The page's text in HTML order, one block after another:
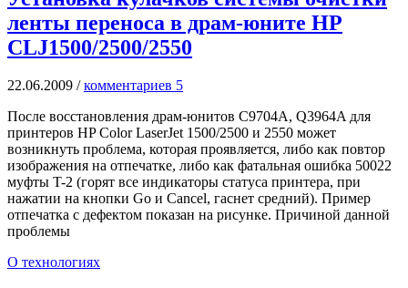
ленты переноса в драм-юните HP
CLJ1500/2500/2550
22.06.2009 /комментариев 5
После восстановления драм-юнитов C9704A, Q3964A для
принтеров HP Color LaserJet 1500/2500 и 2550 может
возникнуть проблема, которая проявляется, либо как повтор
изображения на отпечатке, либо как фатальная ошибка 50022
муфты T-2 (горят все индикаторы статуса принтера, при
нажатии на кнопки Go и Cancel, гаснет средний). Пример
отпечатка с дефектом показан на рисунке. Причиной данной
проблемы
О технологиях